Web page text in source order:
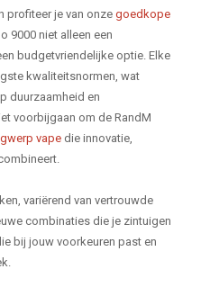
profiteer je van onze goedkope
9000 niet alleen een
budgetvriendelijke optie. Elke
kwaliteitsnormen, wat
duurzaamheid en
voorbijgaan om de RandM
vape die innovatie,
variërend van vertrouwde
combinaties die je zintuigen
bij jouw voorkeuren past en